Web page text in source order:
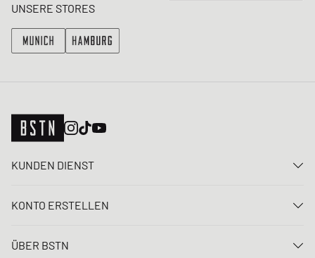
UNSERE STORES
KUNDEN DIENST
FAQ
KONTO ERSTELLEN
Registrieren
ÜBER BSTN